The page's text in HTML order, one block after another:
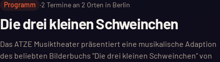
Programm ·2 Termine an 2 Orten in Berlin
Die drei kleinen Schweinchen
Das ATZE Musiktheater präsentiert eine musikalische Adaption
des beliebten Bilderbuchs "Die drei kleinen Schweinchen" von